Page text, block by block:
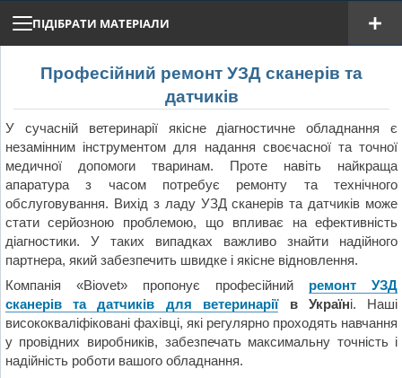
ПІДІБРАТИ МАТЕРІАЛИ
Професійний ремонт УЗД сканерів та
датчиків
У сучасній ветеринарії якісне діагностичне обладнання є
незамінним інструментом для надання своєчасної та точної
медичної допомоги тваринам. Проте навіть найкраща
апаратура з часом потребує ремонту та технічного
обслуговування. Вихід з ладу УЗД сканерів та датчиків може
стати серйозною проблемою, що впливає на ефективність
діагностики. У таких випадках важливо знайти надійного
партнера, який забезпечить швидке і якісне відновлення.
Компанія «Biovet»
пропонує професійний ремонт УЗД
сканерів та датчиків для ветеринаріїв Україні. Наші
висококваліфіковані фахівці, які регулярно проходять навчання
у провідних виробників, забезпечать максимальну точність і
надійність роботи вашого обладнання.